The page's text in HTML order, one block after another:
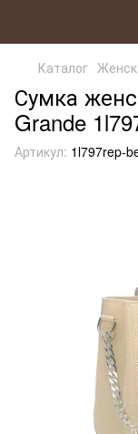
Каталог
Сумка
Grande
Артикул: 1l797rep-